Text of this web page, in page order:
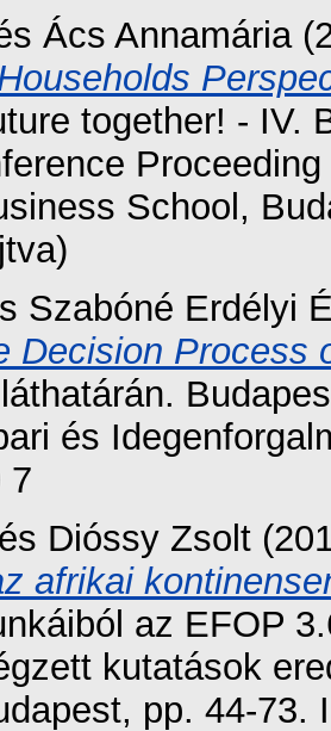
Ács Annamária
together! - IV.
School,
Szabóné Erdélyi
Decision Process
és
7
Dióssy Zsolt
afrikai
az EFOP
kutatások
pp. 44-73.